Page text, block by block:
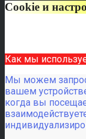
Cookie и
Как мы
Мы можем
вашем
когда вы